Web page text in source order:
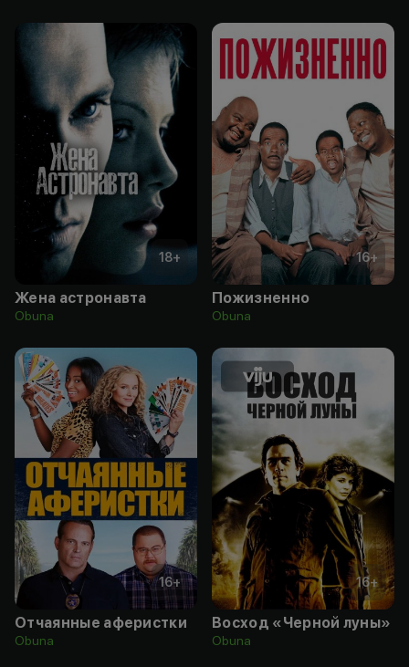
18+
Жена астронавта
Obuna
16+
Пожизненно
Obuna
16+
Отчаянные аферистки
Obuna
16+
Восход «Черной луны»
Obuna